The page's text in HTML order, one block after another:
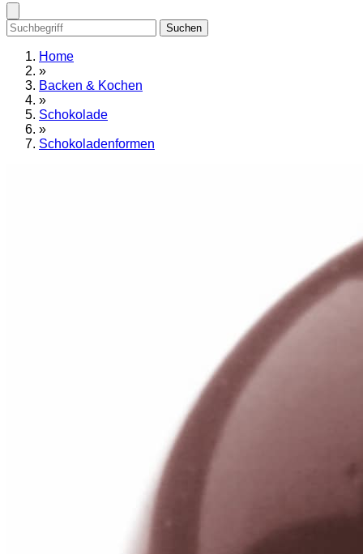
Suchen
Home
»
Backen & Kochen
»
Schokolade
»
Schokoladenformen